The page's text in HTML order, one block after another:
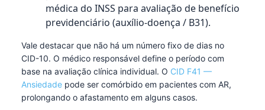
médica do INSS para avaliação de benefício
previdenciário (auxílio-doença / B31).
Vale destacar que não há um número fixo de dias no
CID-10. O médico responsável define o período com
base na avaliação clínica individual. O CID F41 —
Ansiedade pode ser comórbido em pacientes com AR,
prolongando o afastamento em alguns casos.